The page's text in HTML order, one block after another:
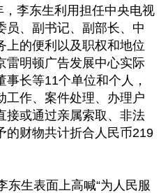
李东生利用担任中央电视
员、副书记、副部长、中
上的便利以及职权和地位
雷明顿广告发展中心实际
长等11个单位和个人，
工作、案件处理、办理户
接或通过亲属索取、非法
的财物共计折合人民币219
东生表面上高喊“为人民服